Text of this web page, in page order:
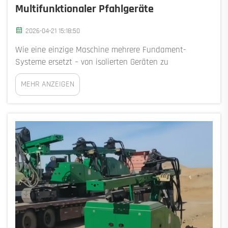
Multifunktionaler Pfahlgeräte
2026-04-21 15:18:50
Wie eine einzige Maschine mehrere Fundament-
Systeme ersetzt – von isolierten Geräten zu
einheitlichen Arbeitsabläufen: Konsolidierung von
Bodenuntersuchungen, Pfahlrammung und
Lastverifikation. Moderne multifunktionale Pfahlgeräte
Lastverifikation ...
MEHR ANZEIGEN